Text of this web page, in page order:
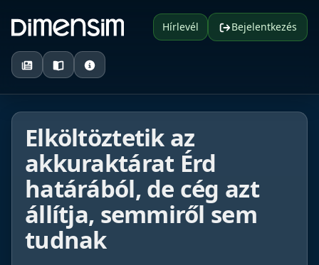
Hírlevél Bejelentkezés
Elköltöztetik az
akkuraktárat Érd
határából, de cég azt
állítja, semmiről sem
tudnak